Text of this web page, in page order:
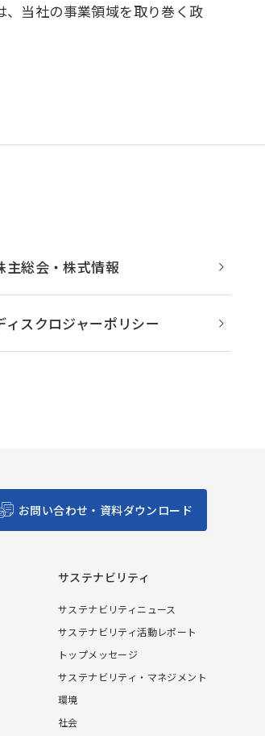
当社の事業領域を取り巻く政
主総会・株式情報
ィスクロジャーポリシー
お問い合わせ・資料ダウンロード
サステナビリティ
サステナビリティニュース
サステナビリティ活動レポート
トップメッセージ
サステナビリティ・マネジメント
環境
社会